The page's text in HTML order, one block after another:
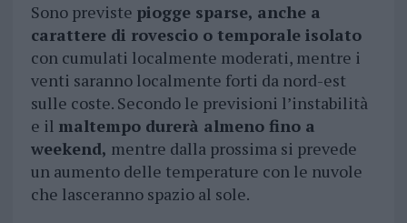
Sono previste piogge sparse, anche a
carattere di rovescio o temporale isolato
con cumulati localmente moderati, mentre i
venti saranno localmente forti da nord-est
sulle coste. Secondo le previsioni l’instabilità
e il maltempo durerà almeno fino a
weekend, mentre dalla prossima si prevede
un aumento delle temperature con le nuvole
che lasceranno spazio al sole.